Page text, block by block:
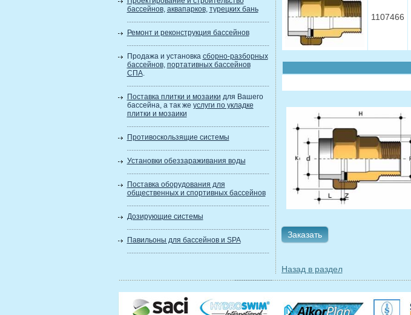
бассейнов, аквапарков, турецких бань
Ремонт и реконструкция бассейнов
Продажа и установка сборно-разборных
бассейнов, портативных бассейнов
СПА.
Поставка плитки и мозаики для Вашего
бассейна, а так же услуги по укладке
плитки и мозаики
Противоскользящие системы
Установки обеззараживания воды
Поставка оборудования для
общественных и спортивных бассейнов
Дозирующие системы
Павильоны для бассейнов и SPA
1107466
Заказать
Назад в раздел